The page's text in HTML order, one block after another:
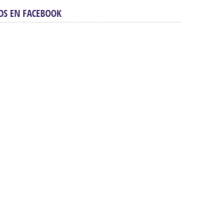
EN FACEBOOK